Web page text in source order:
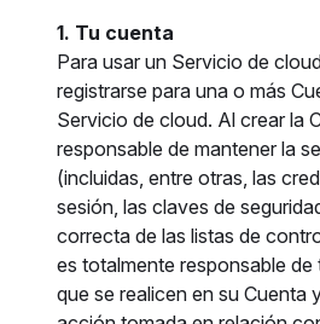
1. Tu cuenta
Para usar un Servicio de
registrarse para una o más
Servicio de cloud. Al crear la
responsable de mantener la
(incluidas, entre otras, las
sesión, las claves de
correcta de las listas de
es totalmente responsable
que se realicen en su Cuenta